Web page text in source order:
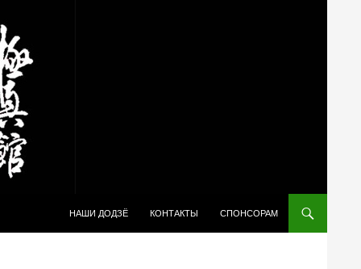
НАШИ ДОДЗЁ
КОНТАКТЫ СПОНСОРАМ